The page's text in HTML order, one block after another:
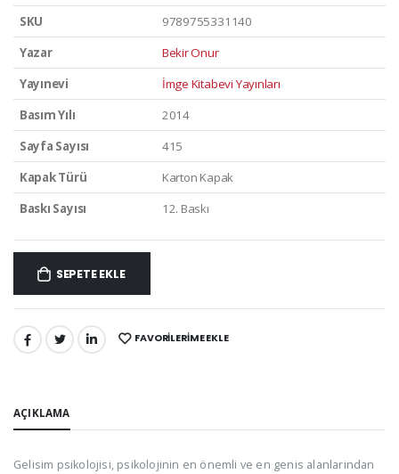
SKU
9789755331140
Yazar
Bekir Onur
Yayınevi
İmge Kitabevi Yayınları
Basım Yılı
2014
Sayfa Sayısı
415
Kapak Türü
Karton Kapak
Baskı Sayısı
12. Baskı
SEPETE EKLE
PAYLAŞ: FAVORILERIME EKLE
AÇIKLAMA
Gelisim psikolojisi, psikolojinin en önemli ve en genis alanlarindan